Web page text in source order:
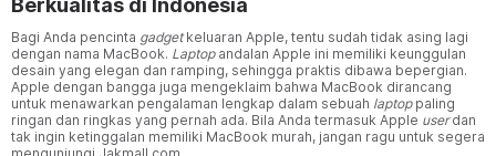
Berkualitas di Indonesia
Bagi Anda pencinta gadgetkeluaran Apple, tentu sudah tidak asing lagi
dengan nama MacBook. Laptop andalan Apple ini memiliki keunggulan
desain yang elegan dan ramping, sehingga praktis dibawa bepergian.
Apple dengan bangga juga mengeklaim bahwa MacBook dirancang
untuk menawarkan pengalaman lengkap dalam sebuah laptop paling
ringan dan ringkas yang pernah ada. Bila Anda termasuk Apple userdan
tak ingin ketinggalan memiliki MacBook murah, jangan ragu untuk segera